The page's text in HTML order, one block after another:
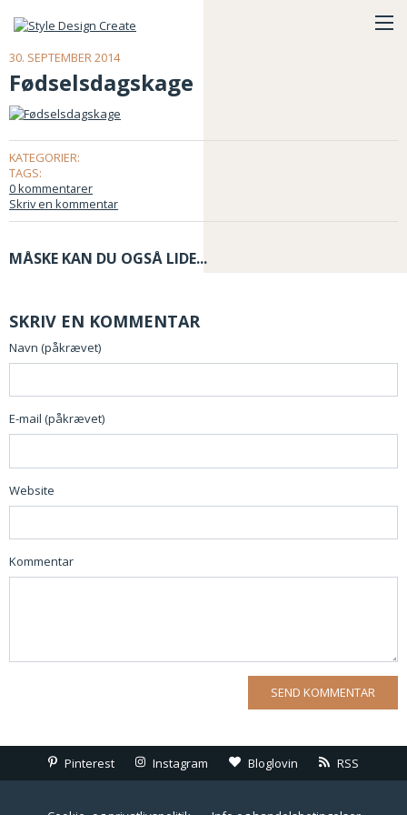
30. SEPTEMBER 2014
Fødselsdagskage
KATEGORIER:
TAGS:
0 kommentarer
Skriv en kommentar
MÅSKE KAN DU OGSÅ LIDE...
SKRIV EN KOMMENTAR
Navn (påkrævet)
E-mail (påkrævet)
Website
Kommentar
Pinterest Instagram Bloglovin RSS